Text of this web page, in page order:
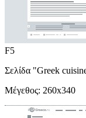
F5
Σελίδα "Greek
Μέγεθος: 260x340